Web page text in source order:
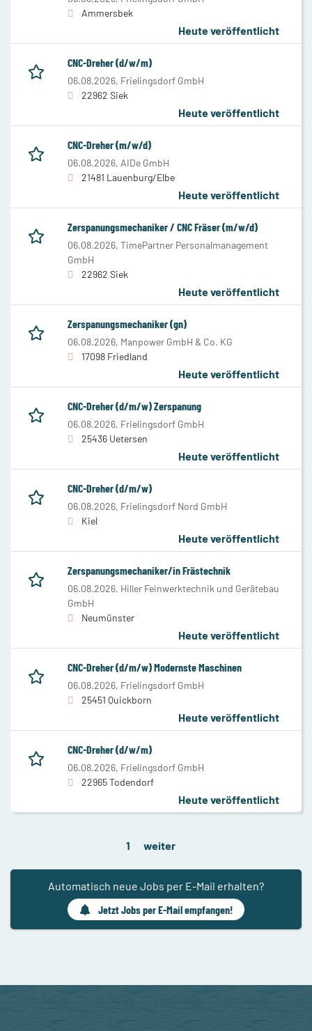
Ammersbek
Heute veröffentlicht
CNC-Dreher (d/w/m)
06.08.2026, Frielingsdorf GmbH
22962 Siek
Heute veröffentlicht
CNC-Dreher (m/w/d)
06.08.2026, AIDe GmbH
21481 Lauenburg/Elbe
Heute veröffentlicht
Zerspanungsmechaniker / CNC Fräser (m/w/d)
06.08.2026, TimePartner Personalmanagement
GmbH
22962 Siek
Heute veröffentlicht
Zerspanungsmechaniker (gn)
06.08.2026, Manpower GmbH & Co. KG
17098 Friedland
Heute veröffentlicht
CNC-Dreher (d/m/w) Zerspanung
06.08.2026, Frielingsdorf GmbH
25436 Uetersen
Heute veröffentlicht
CNC-Dreher (d/m/w)
06.08.2026, Frielingsdorf Nord GmbH
Kiel
Heute veröffentlicht
Zerspanungsmechaniker/in Frästechnik
06.08.2026, Hiller Feinwerktechnik und Gerätebau
GmbH
Neumünster
Heute veröffentlicht
CNC-Dreher (d/m/w) Modernste Maschinen
06.08.2026, Frielingsdorf GmbH
25451 Quickborn
Heute veröffentlicht
CNC-Dreher (d/w/m)
06.08.2026, Frielingsdorf GmbH
22965 Todendorf
Heute veröffentlicht
1 weiter
Automatisch neue Jobs per E-Mail erhalten?
Jetzt Jobs per E-Mail empfangen!